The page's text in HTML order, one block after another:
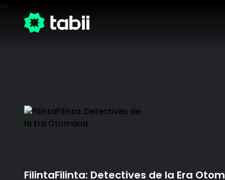
FilintaFilinta: Detectives de la Era